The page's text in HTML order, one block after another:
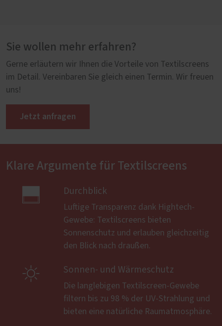
Sie wollen mehr erfahren?
Gerne erläutern wir Ihnen die Vorteile von Textilscreens
im Detail. Vereinbaren Sie gleich einen Termin. Wir freuen
uns!
Jetzt anfragen
Klare Argumente für Textilscreens
 Durchblick
Luftige Transparenz dank Hightech-
Gewebe: Textilscreens bieten
Sonnenschutz und erlauben gleichzeitig
den Blick nach draußen.
 Sonnen- und Wärmeschutz
Die langlebigen Textilscreen-Gewebe
filtern bis zu 98 % der UV-Strahlung und
bieten eine natürliche Raumatmosphäre.